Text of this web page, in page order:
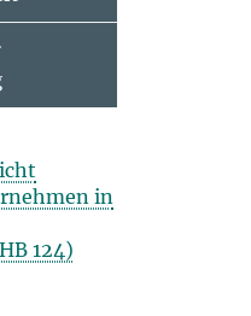
in
124)